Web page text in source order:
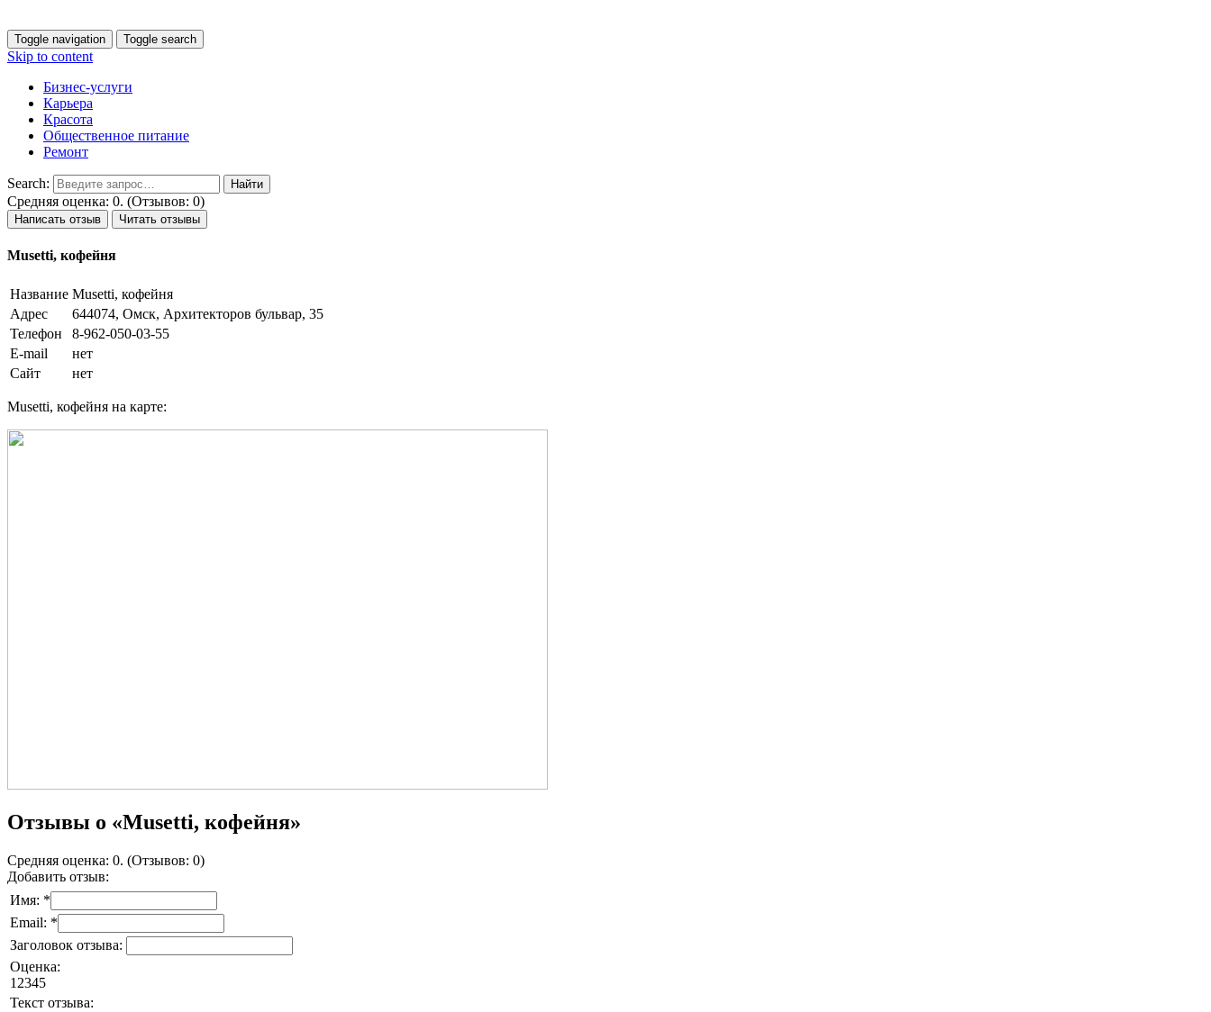
Toggle navigation Toggle search
Skip to content
Бизнес-услуги
Карьера
Красота
Общественное питание
Ремонт
Search:
Средняя оценка: 0. (Отзывов: 0)
Написать отзыв Читать отзывы
Musetti, кофейня
Название Musetti, кофейня
Адрес
644074, Омск, Архитекторов бульвар, 35
Телефон
8-962-050-03-55
E-mail
нет
Сайт
нет
Musetti, кофейня на карте:
Отзывы о «Musetti, кофейня»
Средняя оценка: 0. (Отзывов: 0)
Добавить отзыв:
Имя: *
Email: *
Заголовок отзыва:
Оценка:
1 2345
Текст отзыва: